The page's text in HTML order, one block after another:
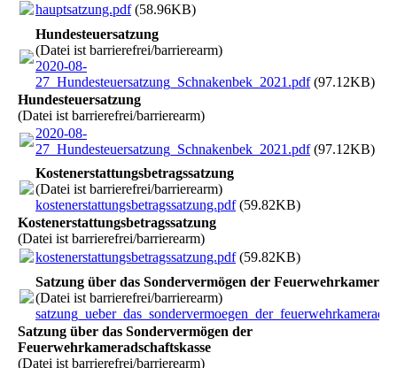
hauptsatzung.pdf(58.96KB)
Hundesteuersatzung
(Datei ist barrierefrei/barrierearm)
2020-08-
27_Hundesteuersatzung_Schnakenbek_2021.pdf(97.12KB)
Hundesteuersatzung
(Datei ist barrierefrei/barrierearm)
2020-08-
27_Hundesteuersatzung_Schnakenbek_2021.pdf(97.12KB)
Kostenerstattungsbetragssatzung
(Datei ist barrierefrei/barrierearm)
kostenerstattungsbetragssatzung.pdf(59.82KB)
Kostenerstattungsbetragssatzung
(Datei ist barrierefrei/barrierearm)
kostenerstattungsbetragssatzung.pdf(59.82KB)
Satzung über das Sondervermögen der
(Datei ist barrierefrei/barrierearm)
Satzung über das Sondervermögen der
Feuerwehrkameradschaftskasse
(Datei ist barrierefrei/barrierearm)